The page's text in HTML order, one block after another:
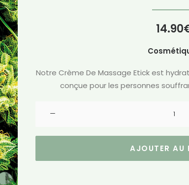
14.90
Notre Crème De Massage Etick est
conçue pour les personnes
de
AJOUTER AU